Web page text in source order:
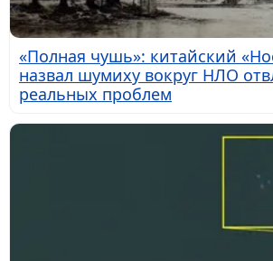
«Полная чушь»: китайский
назвал шумиху вокруг НЛО
реальных проблем